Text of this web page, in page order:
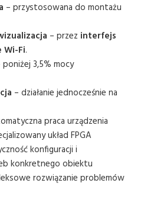
– przystosowana do montażu
– przez interfejs
Wi-Fi.
poniżej 3,5% mocy
– działanie jednocześnie na
praca urządzenia
układ FPGA
konfiguracji i
konkretnego obiektu
rozwiązanie problemów